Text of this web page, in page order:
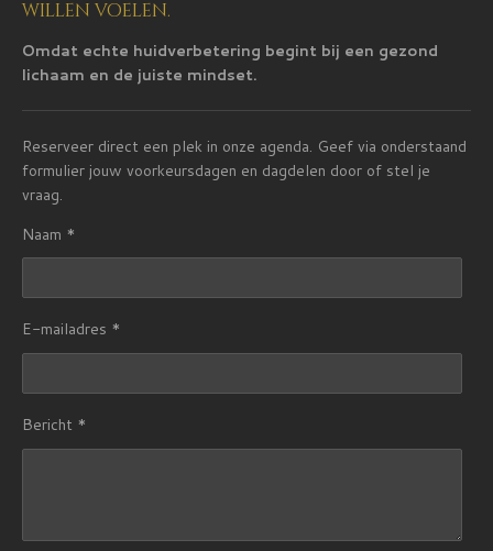
willen voelen.
Omdat echte huidverbetering begint bij een gezond
lichaam en de juiste mindset.
Reserveer direct een plek in onze agenda. Geef via onderstaand
formulier jouw voorkeursdagen en dagdelen door of stel je
vraag.
Naam *
E-mailadres *
Bericht *